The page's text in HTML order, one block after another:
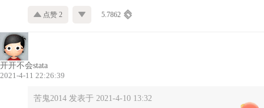
点赞 2 5.7862
开开不会stata
2021-4-11 22:26:39
苦鬼2014 发表于 2021-4-10 13:32